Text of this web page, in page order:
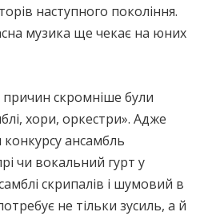
наступного покоління.
музика ще чекає на юних
причин скромніше були
хори, оркестри». Адже
конкурсу ансамбль
чи вокальний гурт у
скрипалів і шумовий в
не тільки зусиль, а й